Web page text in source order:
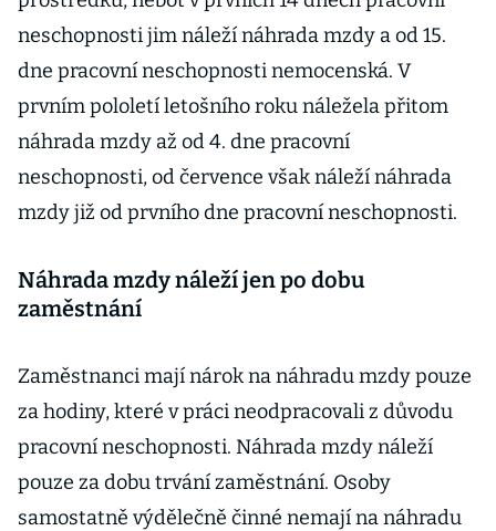
neschopnosti jim náleží náhrada mzdy a od 15.
dne pracovní neschopnosti nemocenská. V
prvním pololetí letošního roku náležela přitom
náhrada mzdy až od 4. dne pracovní
neschopnosti, od července však náleží náhrada
mzdy již od prvního dne pracovní neschopnosti.
Náhrada mzdy náleží jen po dobu
zaměstnání
Zaměstnanci mají nárok na náhradu mzdy pouze
za hodiny, které v práci neodpracovali z důvodu
pracovní neschopnosti. Náhrada mzdy náleží
pouze za dobu trvání zaměstnání. Osoby
samostatně výdělečně činné nemají na náhradu